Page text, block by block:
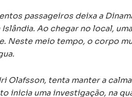
passageiros deixa a
Ao chegar no local,
Neste meio tempo, o corpo
Olafsson, tenta manter a
inicia uma investigação, na